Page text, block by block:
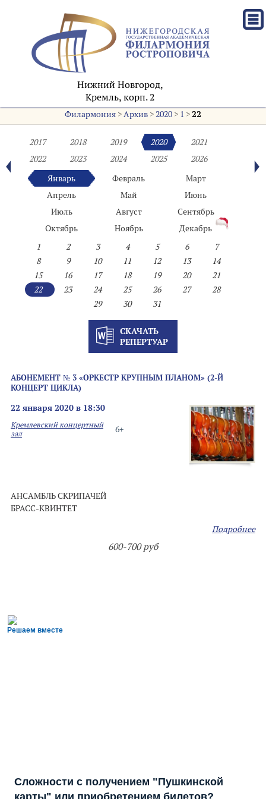
Нижний Новгород,
Кремль, корп. 2
Филармония>Архив>2020> 1 >22
2017 2018 2019 2020
2021
2022
2023 2024 2025
2026
Январь
Февраль
Март
Апрель
Май
Июнь
Июль
Август
Сентябрь
Октябрь
Ноябрь
Декабрь
1
2 3 4 5 6
7
8
9 10 11 12 13
14
15
16 17 18 19 20
21
22
23 24 25 26 27
28
29
30 31
СКАЧАТЬ
РЕПЕРТУАР
АБОНЕМЕНТ № 3 «ОРКЕСТР КРУПНЫМ ПЛАНОМ» (2-Й
КОНЦЕРТ ЦИКЛА)
22 января 2020 в 18:30
6+
Кремлевский концертный
зал
АНСАМБЛЬ СКРИПАЧЕЙ
БРАСС-КВИНТЕТ
Подробнее
600-700 руб
Решаем вместе
Сложности с получением "Пушкинской
карты" или приобретением билетов?